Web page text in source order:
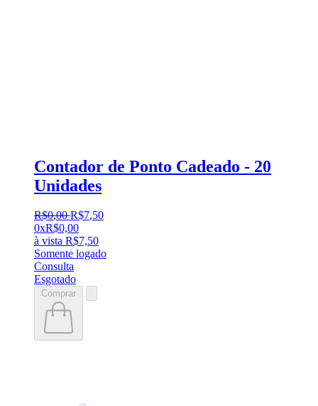
Contador de Ponto Cadeado - 20
Unidades
R$0,00 R$7,50
0xR$0,00
à vista R$7,50
Somente logado
Consulta
Esgotado
Comprar